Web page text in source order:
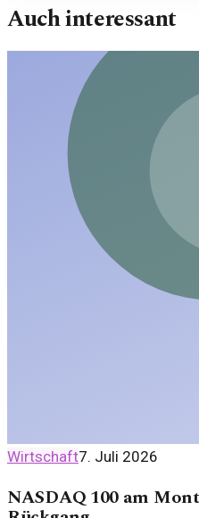
Auch interessant
Wirtschaft7. Juli 2026
NASDAQ 100 am